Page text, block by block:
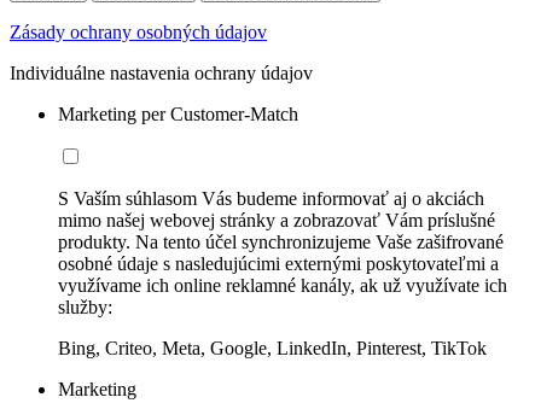
Zásady ochrany osobných údajov
Individuálne nastavenia ochrany údajov
Marketing per Customer-Match
S Vaším súhlasom Vás budeme informovať aj o akciách
mimo našej webovej stránky a zobrazovať Vám príslušné
produkty. Na tento účel synchronizujeme Vaše zašifrované
osobné údaje s nasledujúcimi externými poskytovateľmi a
využívame ich online reklamné kanály, ak už využívate ich
služby:
Bing, Criteo, Meta, Google, LinkedIn, Pinterest, TikTok
Marketing